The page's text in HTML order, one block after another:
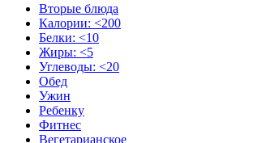
Вторые блюда
Калории: <200
Белки: <10
Жиры: <5
Углеводы: <20
Обед
Ужин
Ребенку
Фитнес
Вегетарианское